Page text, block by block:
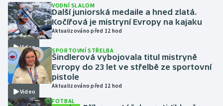
Lezení
Lyže a snowboard
Moderní pětiboj
Motorsport
Video
VODNÍ SLALOM
Další juniorská medaile a hned zlatá.
Kočířová je mistryní Evropy na kajaku
Aktualizováno před 12 hod
Video
SPORTOVNÍ STŘELBA
Šindlerová vybojovala titul mistryně
Evropy do 23 let ve střelbě ze sportovní
pistole
Aktualizováno před 12 hod
FOTBAL